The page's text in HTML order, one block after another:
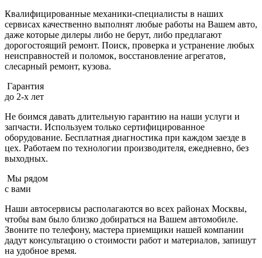
Квалифицированные механики-специалисты в наших
сервисах качественно выполнят любые работы на Вашем авто,
даже которые дилеры либо не берут, либо предлагают
дорогостоящий ремонт. Поиск, проверка и устранение любых
неисправностей и поломок, восстановление агрегатов,
слесарный ремонт, кузова.
Гарантия
до 2-х лет
Не боимся давать длительную гарантию на наши услуги и
запчасти. Используем только сертифицированное
оборудование. Бесплатная диагностика при каждом заезде в
цех. Работаем по технологии производителя, ежедневно, без
выходных.
Мы рядом
с вами
Наши автосервисы располагаются во всех районах Москвы,
чтобы вам было близко добираться на Вашем автомобиле.
Звоните по телефону, мастера приемщики нашей компании
дадут консультацию о стоимости работ и материалов, запишут
на удобное время.